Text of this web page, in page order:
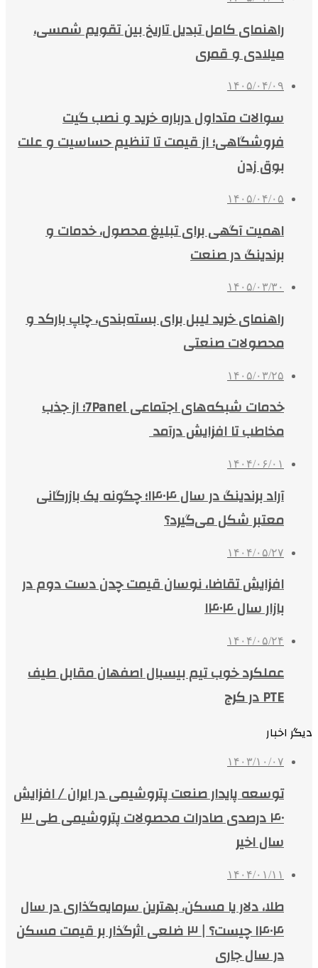
راهنمای کامل تبدیل تاریخ بین تقویم شمسی،
میلادی و قمری
۱۴۰۵/۰۴/۰۹
سوالات متداول درباره خرید و نصب گیت
فروشگاهی؛ از قیمت تا تنظیم حساسیت و علت
بوق زدن
۱۴۰۵/۰۴/۰۵
اهمیت آگهی برای تبلیغ محصول، خدمات و
برندینگ در صنعت
۱۴۰۵/۰۳/۳۰
راهنمای خرید لیبل برای بسته‌بندی، چاپ بارکد و
محصولات صنعتی
۱۴۰۵/۰۳/۲۵
خدمات شبکه‌های اجتماعی 7Panel؛ از جذب
مخاطب تا افزایش درآمد
۱۴۰۴/۰۶/۰۱
آراد برندینگ در سال ۱۴۰۴؛ چگونه یک بازرگانی
معتبر شکل می‌گیرد؟
۱۴۰۴/۰۵/۲۷
افزایش تقاضا، نوسان قیمت چدن دست دوم در
بازار سال ۱۴۰۴
۱۴۰۴/۰۵/۲۴
عملکرد خوب تیم بیسبال اصفهان مقابل طیف
PTE در کرج
دیگر اخبار
۱۴۰۳/۱۰/۰۷
توسعه پایدار صنعت پتروشیمی در ایران / افزایش
۴۰ درصدی صادرات محصولات پتروشیمی طی ۳
سال اخیر
۱۴۰۴/۰۱/۱۱
طلا، دلار یا مسکن، بهترین سرمایه‌گذاری در سال
۱۴۰۴ چیست؟ | ۳ ضلعی اثرگذار بر قیمت مسکن
در سال جاری